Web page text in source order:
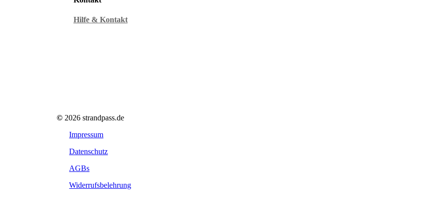
Hilfe & Kontakt
© 2026 strandpass.de
Impressum
Datenschutz
AGBs
Widerrufsbelehrung